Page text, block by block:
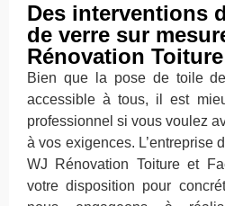
Des interventions
de verre sur
Rénovation
Bien que la pose de toile
accessible à tous, il est
professionnel si vous voulez
à vos exigences. L’entreprise
WJ Rénovation Toiture et
votre disposition pour